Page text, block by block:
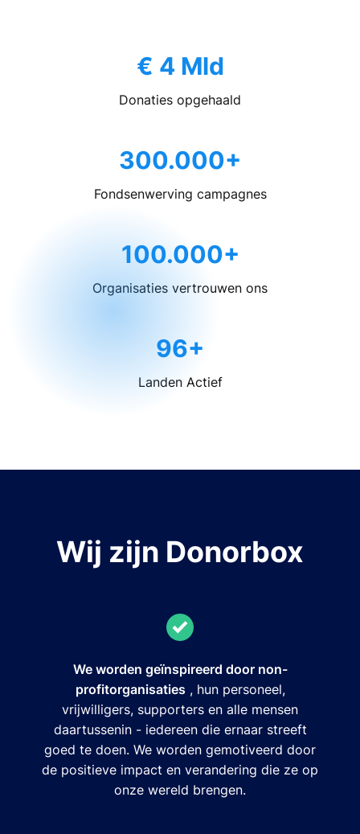
€ 4 Mld
Donaties opgehaald
300.000+
Fondsenwerving campagnes
100.000+
Organisaties vertrouwen ons
96+
Landen Actief
Wij zijn Donorbox
We worden geïnspireerd door non-
profitorganisaties, hun personeel,
vrijwilligers, supporters en alle mensen
daartussenin - iedereen die ernaar streeft
goed te doen. We worden gemotiveerd door
de positieve impact en verandering die ze op
onze wereld brengen.